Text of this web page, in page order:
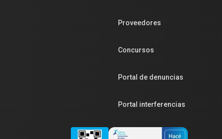
Proveedores
Concursos
Portal de denuncias
Portal interferencias